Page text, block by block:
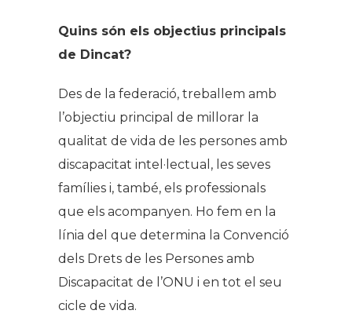
Quins són els objectius principals
de Dincat?
Des de la federació, treballem amb
l’objectiu principal de millorar la
qualitat de vida de les persones amb
discapacitat intel·lectual, les seves
famílies i, també, els professionals
que els acompanyen. Ho fem en la
línia del que determina la Convenció
dels Drets de les Persones amb
Discapacitat de l’ONU i en tot el seu
cicle de vida.